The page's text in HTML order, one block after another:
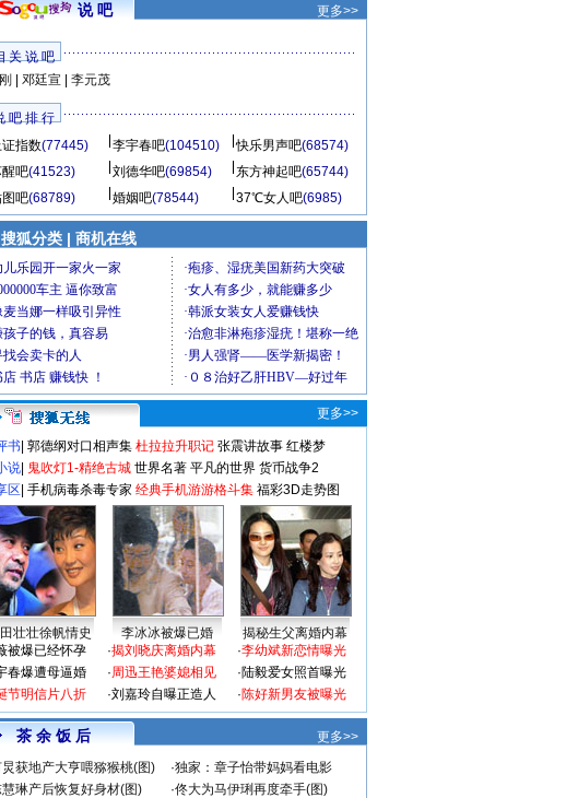
说 吧 更多>>
关 说 吧
邓廷宣 李元茂
吧 排 行
指数(77445) 李宇春吧(104510) 快乐男声吧(68574)
吧(41523) 刘德华吧(69854) 东方神起吧(65744)
图吧(68789) 婚姻吧(78544) 37℃女人吧(6985)
搜狐分类 | 商机在线
更多>>
书 郭德纲对口相声集 杜拉拉升职记 张震讲故事 红楼梦
说 鬼吹灯1-精绝古城 世界名著 平凡的世界 货币战争2
区 手机病毒杀毒专家 经典手机游游格斗集 福彩3D走势图
壮壮徐帆情史 李冰冰被爆已婚
揭秘生父离婚内幕
被爆已经怀孕
春爆遭母逼婚
节明信片八折
·揭刘晓庆离婚内幕
·周迅王艳婆媳相见
·刘嘉玲自曝正造人
·李幼斌新恋情曝光
·陆毅爱女照首曝光
·陈好新男友被曝光
茶 余 饭 后
更多>>
获地产大亨喂猕猴桃(图) ·独家：章子怡带妈妈看电影
慧琳产后恢复好身材(图) ·佟大为马伊琍再度牵手(图)